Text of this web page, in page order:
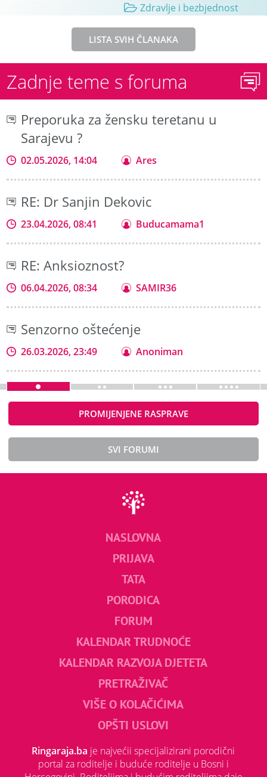
Zdravlje i bezbjednost
LISTA SVIH ČLANAKA
Zadnje teme s foruma
Preporuka za žensku teretanu u
Sarajevu ?
02.05.2026, 14:04 Ares
RE: Dr Sanjin Dekovic
23.04.2026, 08:41 Buducamama1
RE: Anksioznost?
06.04.2026, 08:34 SAMIR36
Senzorno oštećenje
26.03.2026, 23:49 Anoniman
PROMIJENJENE RASPRAVE
SVI FORUMI
NASLOVNA
PRIJAVA
TATA
PORODICA
FORUM
KALENDAR TRUDNOĆE
KALENDAR RAZVOJA DJETETA
PRETRAŽIVAČ
VIŠE O KOLAČIĆIMA
OPŠTI USLOVI
Ringaraja.ba je najvećii specijalizirani porodični
portal za roditelje i buduće roditelje u Bosni i